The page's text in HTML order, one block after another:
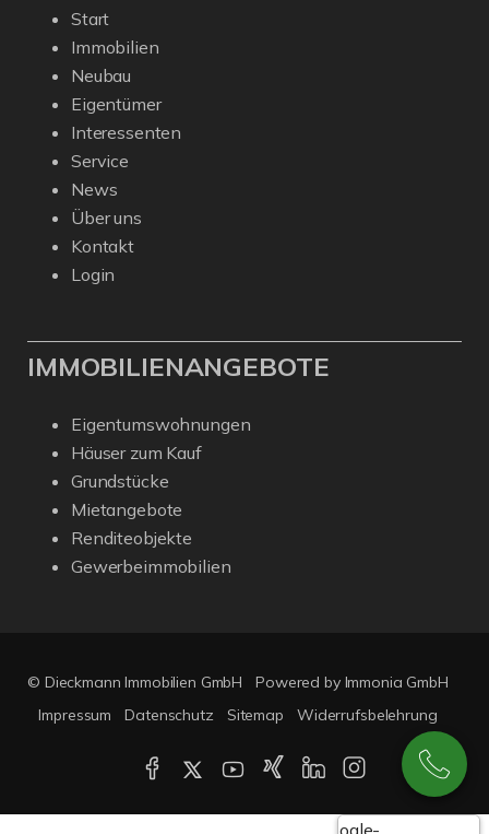
Start
Immobilien
Neubau
Eigentümer
Interessenten
Service
News
Über uns
Kontakt
Login
IMMOBILIENANGEBOTE
Eigentumswohnungen
Häuser zum Kauf
Grundstücke
Mietangebote
Renditeobjekte
Gewerbeimmobilien
© Dieckmann Immobilien GmbH
Powered by Immonia GmbH
Impressum
Datenschutz Sitemap Widerrufsbelehrung
Google-